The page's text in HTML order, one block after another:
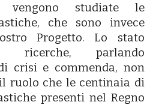
vengono studiate le
che sono invece
Progetto. Lo stato
ricerche, parlando
crisi e commenda, non
ruolo che le centinaia di
presenti nel Regno